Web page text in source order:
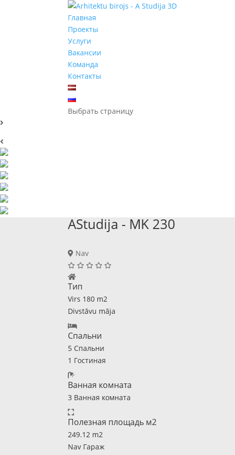
Главная
Проекты
Услуги
Вакансии
Команда
Контакты
Выбрать страницу
AStudija - MK 230
Nav
Тип
Virs 180 m2
Divstāvu māja
Спальни
5 Спальни
1 Гостиная
Ванная комната
3 Ванная комната
Полезная площадь м2
249.12 m2
Nav Гараж